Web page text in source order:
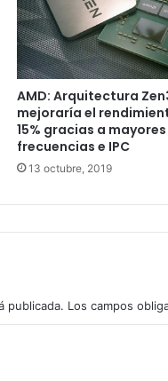
AMD: Arquitectura
mejoraría el
15% gracias a mayores
frecuencias e IPC
13 octubre, 2019
publicada. Los campos